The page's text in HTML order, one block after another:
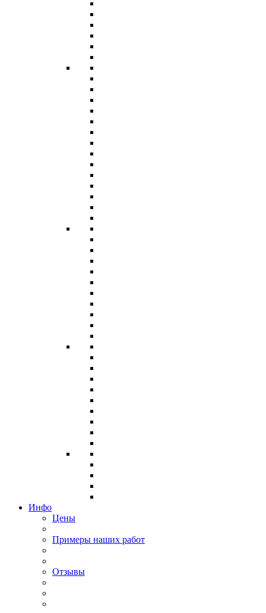
Инфо
Цены
Примеры наших работ
Отзывы